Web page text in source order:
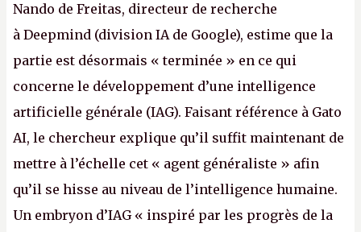
Nando de Freitas, directeur de recherche
à Deepmind (division IA de Google), estime que la
partie est désormais « terminée » en ce qui
concerne le développement d’une intelligence
artificielle générale (IAG). Faisant référence à Gato
AI, le chercheur explique qu’il suffit maintenant de
mettre à l’échelle cet « agent généraliste » afin
qu’il se hisse au niveau de l’intelligence humaine.
Un embryon d’IAG « inspiré par les progrès de la